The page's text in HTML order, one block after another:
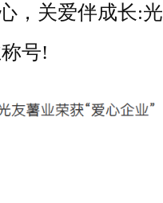
，关爱伴成长:光
号!